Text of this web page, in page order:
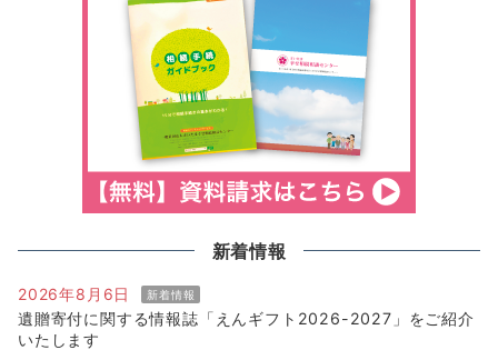
新着情報
2026年8月6日 新着情報
遺贈寄付に関する情報誌「えんギフト2026-2027」をご紹介
いたします